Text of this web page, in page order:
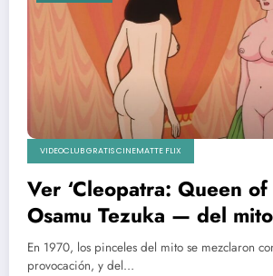
VIDEOCLUB GRATIS CINEMATTE FLIX
Ver ‘Cleopatra: Queen of
Osamu Tezuka — del
al futurismo animado
En 1970, los pinceles del mito se mezclaron
provocación, y del…